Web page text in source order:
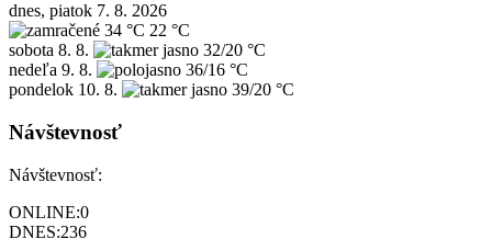
dnes, piatok 7. 8. 2026
34 °C 22 °C
sobota 8. 8.
32/20 °C
nedeľa 9. 8.
36/16 °C
pondelok 10. 8. 39/20 °C
Návštevnosť
Návštevnosť:
ONLINE:0
DNES:236